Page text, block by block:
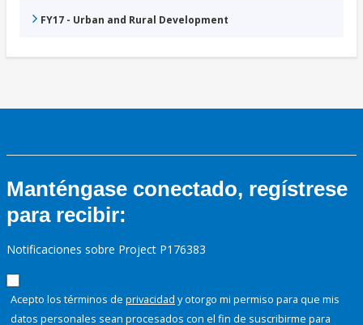
FY17 - Urban and Rural Development
Manténgase conectado, regístrese
para recibir:
Notificaciones sobre Project P176383
Acepto los términos de privacidad y otorgo mi permiso para que mis
datos personales sean procesados con el fin de suscribirme para